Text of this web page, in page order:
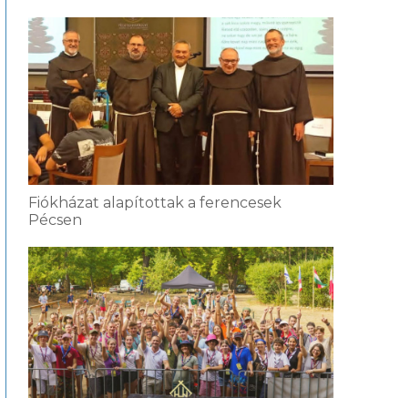
Fiókházat alapítottak a ferencesek
Pécsen